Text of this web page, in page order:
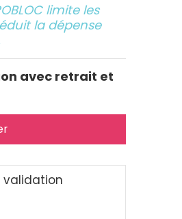
limite les
la dépense
avec retrait et
validation